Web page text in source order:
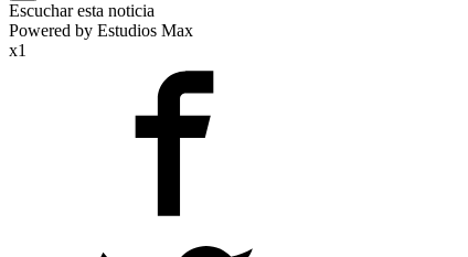
Escuchar esta noticia
Powered by Estudios Max
x1